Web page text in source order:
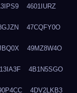
4601IURZ
47CQFY0O
49MZ8W4O
4B1N5SGO
4DV2LKB3